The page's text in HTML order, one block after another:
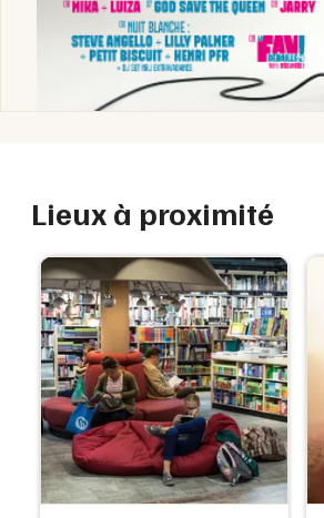
Lieux à proximité